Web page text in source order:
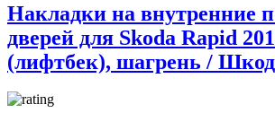
Накладки на внутренние
дверей для Skoda Rapid
(лифтбек), шагрень /